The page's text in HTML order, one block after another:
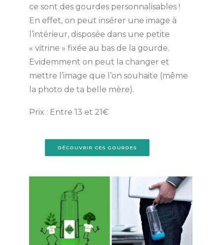
ce sont des gourdes personnalisables !
En effet, on peut insérer une image à
l’intérieur, disposée dans une petite
« vitrine » fixée au bas de la gourde.
Evidemment on peut la changer et
mettre l’image que l’on souhaite (même
la photo de ta belle mère).
Prix : Entre 13 et 21€
DÉCOUVRIR CES GOURDES